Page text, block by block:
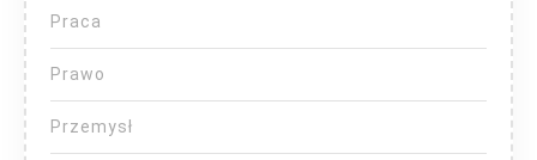
Praca
Prawo
Przemysł